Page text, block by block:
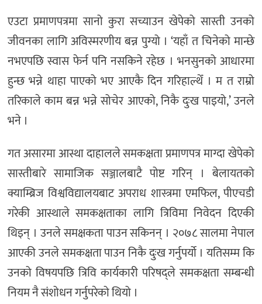
एउटा प्रमाणपत्रमा सानो कुरा सच्याउन खेपेको सास्ती उनको
जीवनका लागि अविस्मरणीय बन्न पुग्यो । ‘यहाँ त चिनेको मान्छे
नभएपछि स्वास फेर्न पनि नसकिने रहेछ । भनसुनको आधारमा
हुन्छ भन्ने थाहा पाएको भए आएकै दिन गरिहाल्थेँ । म त राम्रो
तरिकाले काम बन्न भन्ने सोचेर आएको, निकै दुःख पाइयो,’ उनले
भने ।
गत असारमा आस्था दाहालले समकक्षता प्रमाणपत्र माग्दा खेपेको
सास्तीबारे सामाजिक सञ्जालबाटै पोष्ट गरिन् । बेलायतको
क्याम्ब्रिज विश्वविद्यालयबाट अपराध शास्त्रमा एमफिल, पीएचडी
गरेकी आस्थाले समकक्षताका लागि त्रिविमा निवेदन दिएकी
थिइन् । उनले समक्षकता पाउन सकिनन् । २०७८ सालमा नेपाल
आएकी उनले समकक्षता पाउन निकै दुःख गर्नुपर्यो । यतिसम्म कि
उनको विषयपछि त्रिवि कार्यकारी परिषद्ले समकक्षता सम्बन्धी
नियम नै संशोधन गर्नुपरेको थियो ।